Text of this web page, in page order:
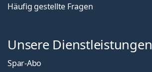
Häufig gestellte Fragen
Unsere Dienstleistungen
Spar-Abo